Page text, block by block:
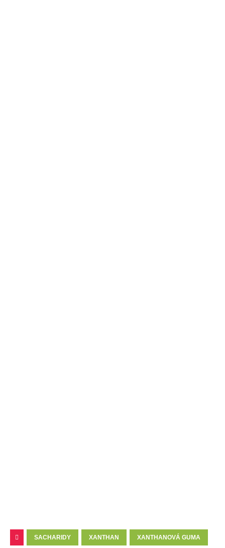
SACHARIDY XANTHAN XANTHANOVÁ GUMA